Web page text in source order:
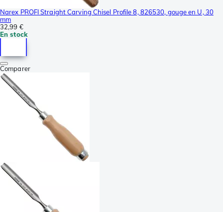
Narex PROFI Straight Carving Chisel Profile 8, 826530, gouge en U, 30
mm
32,99 €
En stock
Comparer